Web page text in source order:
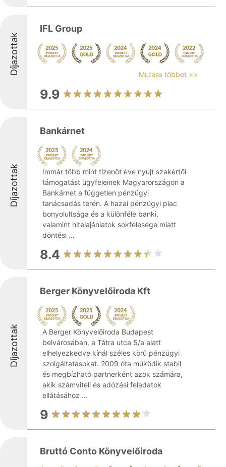
Díjazottak
IFL Group
Mutass többet >>
9.9
Díjazottak
Bankárnet
Immár több mint tizenöt éve nyújt szakértői
támogatást ügyfeleinek Magyarországon a
Bankárnet a független pénzügyi
tanácsadás terén. A hazai pénzügyi piac
bonyolultsága és a különféle banki,
valamint hitelajánlatok sokfélesége miatt
döntési ...
8.4
Díjazottak
Berger Könyvelőiroda Kft
A Berger Könyvelőiroda Budapest
belvárosában, a Tátra utca 5/a alatt
elhelyezkedve kínál széles körű pénzügyi
szolgáltatásokat. 2009 óta működik stabil
és megbízható partnerként azok számára,
akik számviteli és adózási feladatok
ellátásához ...
9
Bruttó Conto Könyvelőiroda